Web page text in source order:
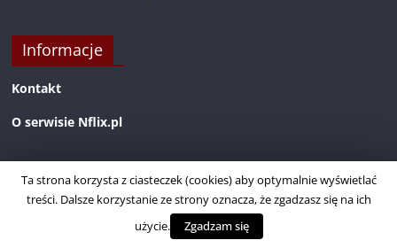
Informacje
Kontakt
O serwisie Nflix.pl
Ta strona korzysta z ciasteczek (cookies) aby optymalnie wyświetlać
treści. Dalsze korzystanie ze strony oznacza, że zgadzasz się na ich
użycie.
Zgadzam się